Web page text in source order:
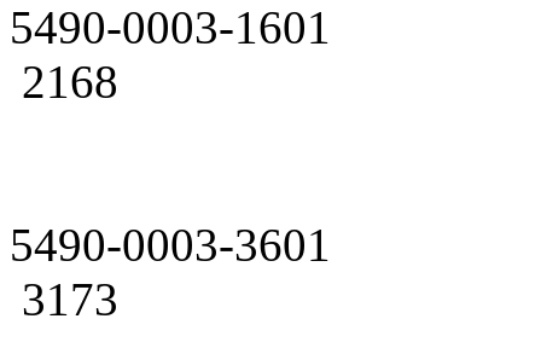
5490-0003-1601
2168
5490-0003-3601
3173